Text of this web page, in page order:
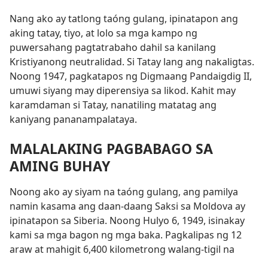
Nang ako ay tatlong taóng gulang, ipinatapon ang
aking tatay, tiyo, at lolo sa mga kampo ng
puwersahang pagtatrabaho dahil sa kanilang
Kristiyanong neutralidad. Si Tatay lang ang nakaligtas.
Noong 1947, pagkatapos ng Digmaang Pandaigdig II,
umuwi siyang may diperensiya sa likod. Kahit may
karamdaman si Tatay, nanatiling matatag ang
kaniyang pananampalataya.
MALALAKING PAGBABAGO SA
AMING BUHAY
Noong ako ay siyam na taóng gulang, ang pamilya
namin kasama ang daan-daang Saksi sa Moldova ay
ipinatapon sa Siberia. Noong Hulyo 6, 1949, isinakay
kami sa mga bagon ng mga baka. Pagkalipas ng 12
araw at mahigit 6,400 kilometrong walang-tigil na